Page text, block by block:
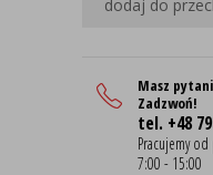
dodaj do
Masz
Zadzwoń!
tel. +48
Pracujemy
7:00 - 15:00